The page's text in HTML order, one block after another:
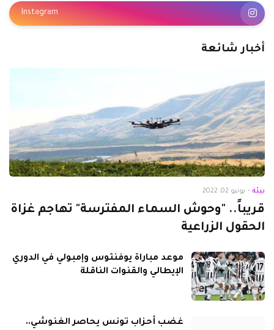
Instagram
أخبار شائعة
بيئة - يونيو 02, 2022
قريباً.. "وحوش السماء المفترسة" تهاجم غزاة
الحقول الزراعية
موعد مباراة يوفنتوس وإمبولي في الدوري
الإيطالي والقنوات الناقلة
غضب أحزاب تونس يحاصر الغنوشي..